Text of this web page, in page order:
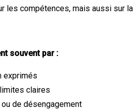
les compétences, mais aussi sur la
souvent par :
exprimés
claires
de désengagement